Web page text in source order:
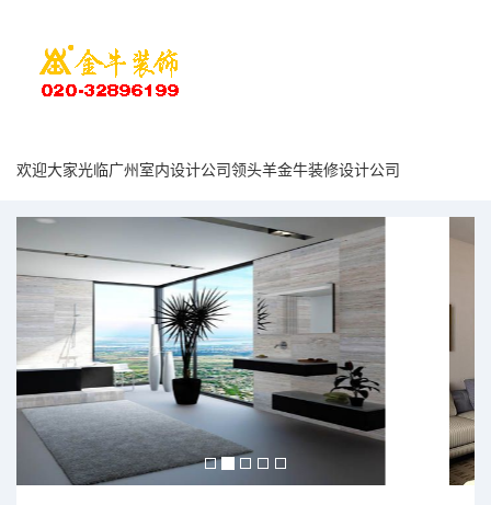
欢迎大家光临广州室内设计公司领头羊金牛装修设计公司